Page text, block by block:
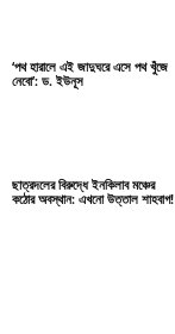
‘পথ হারালে এই জাদুঘরে এসে পথ খুঁজে
নেবো’: ড. ইউনূস
ছাত্রদলের বিরুদ্ধে ইনকিলাব মঞ্চের
কঠোর অবস্থান: এখনো উত্তাল শাহবাগ!